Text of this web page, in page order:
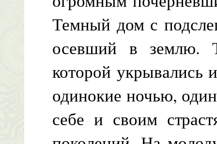
Темный дом с
осевший в землю.
которой укрывались
одинокие ночью,
себе и своим